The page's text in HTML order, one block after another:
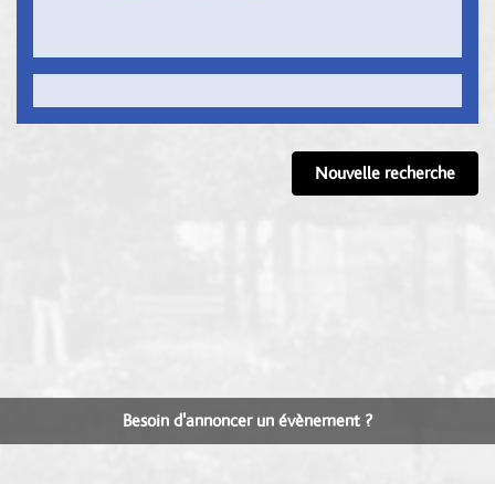
Nouvelle recherche
Besoin d'annoncer un évènement ?